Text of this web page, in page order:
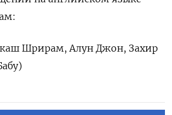
Шрирам, Алун Джон, Захир